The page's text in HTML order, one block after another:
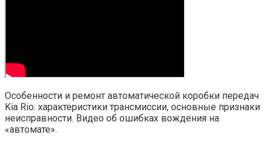
Особенности и ремонт автоматической коробки передач
Kia Rio: характеристики трансмиссии, основные признаки
неисправности. Видео об ошибках вождения на
«автомате».